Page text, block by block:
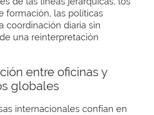
formación, las políticas
coordinación diaria sin
una reinterpretación
entre oficinas y
globales
internacionales confían en